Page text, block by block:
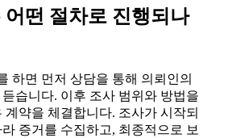
어떤 절차로 진행되나
하면 먼저 상담을 통해 의뢰인의
습니다. 이후 조사 범위와 방법을
계약을 체결합니다. 조사가 시작되
증거를 수집하고, 최종적으로 보